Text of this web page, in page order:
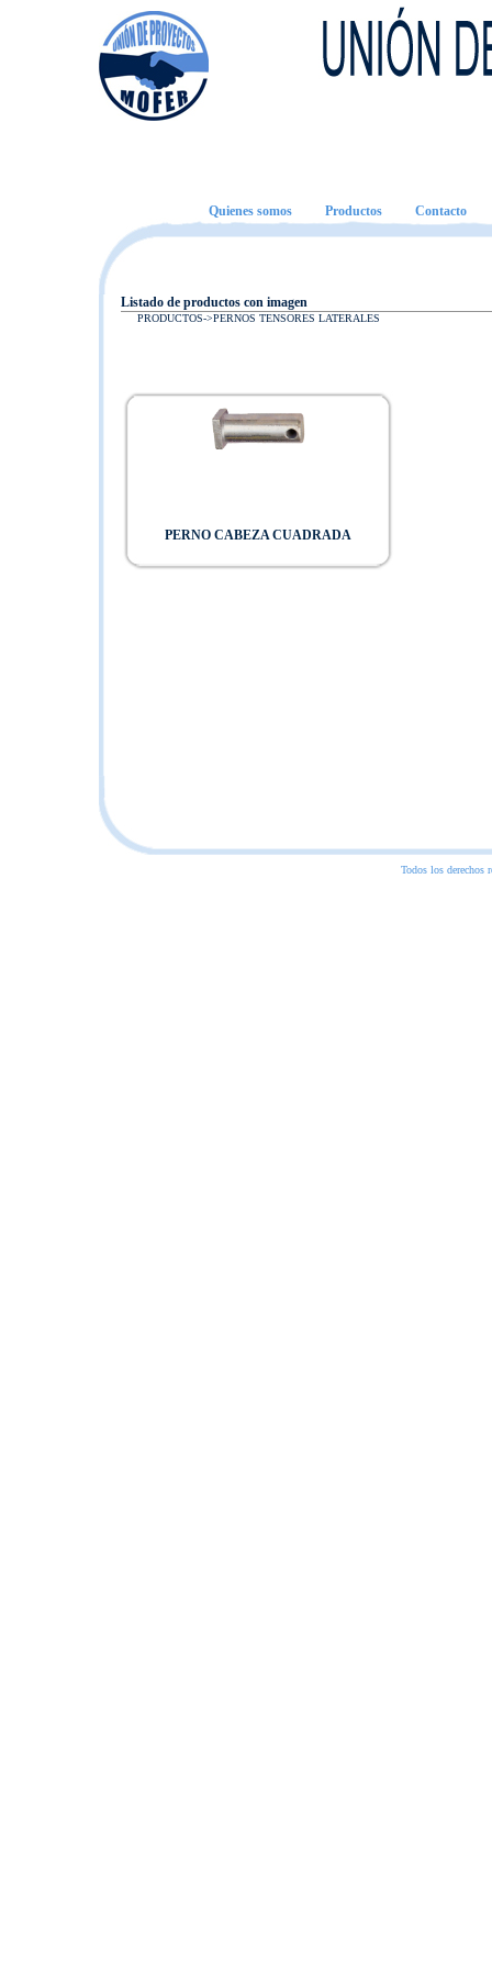
Quienes somos Productos Contacto
Listado de productos con imagen
PRODUCTOS->PERNOS TENSORES LATERALES
PERNO CABEZA CUADRADA
Todos los derechos